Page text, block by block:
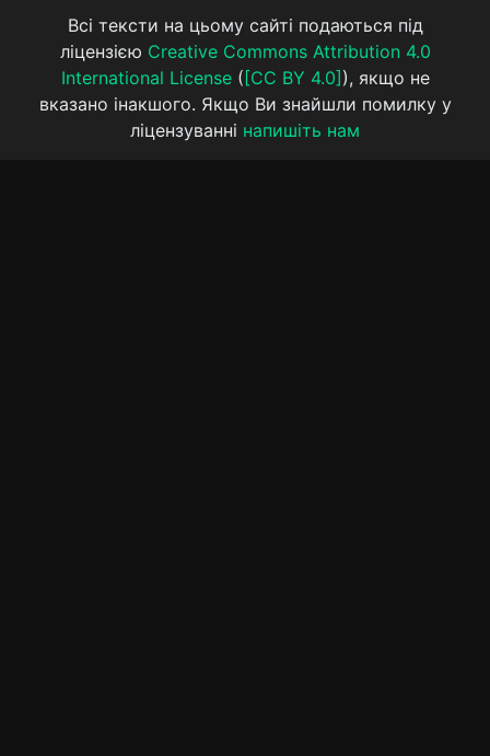
Всі тексти на цьому сайті подаються під
ліцензією Creative Commons Attribution 4.0
International License( [CC BY 4.0] ), якщо не
вказано інакшого. Якщо Ви знайшли помилку у
ліцензуванні напишіть нам